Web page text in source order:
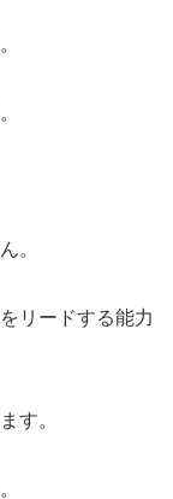
。
リードする能力
す。